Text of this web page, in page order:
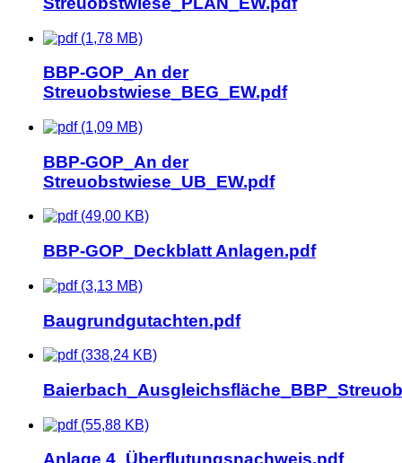
(1,78 MB)
BBP-GOP_An der
Streuobstwiese_BEG_EW.pdf
(1,09 MB)
BBP-GOP_An der
Streuobstwiese_UB_EW.pdf
(49,00 KB)
BBP-GOP_Deckblatt Anlagen.pdf
(3,13 MB)
Baugrundgutachten.pdf
(338,24 KB)
(55,88 KB)